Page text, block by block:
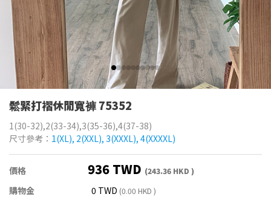
鬆緊打褶休閒寬褲 75352
1(30-32),2(33-34),3(35-36),4(37-38)
尺寸參考： 1(XL), 2(XXL), 3(XXXL), 4(XXXXL)
價格 936 TWD (243.36 HKD )
購物金 0 TWD (0.00 HKD )